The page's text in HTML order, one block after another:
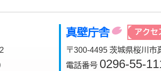
真壁庁舎 アクセ
〒300-4495 茨城県桜川市
電話番号 0296-55-